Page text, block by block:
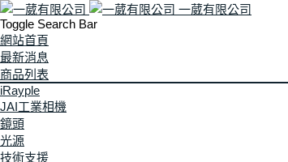
一葳有限公司
Toggle Search Bar
網站首頁
最新消息
商品列表
iRayple
JAI工業相機
鏡頭
光源
技術支援